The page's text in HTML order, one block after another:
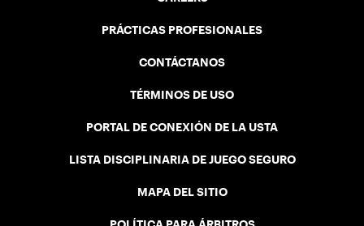
PRÁCTICAS PROFESIONALES
CONTÁCTANOS
TÉRMINOS DE USO
PORTAL DE CONEXIÓN DE LA USTA
LISTA DISCIPLINARIA DE JUEGO SEGURO
MAPA DEL SITIO